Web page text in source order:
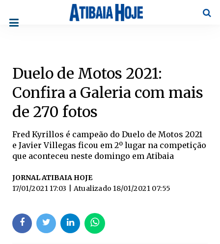
Duelo de Motos 2021:
Confira a Galeria com mais
de 270 fotos
Fred Kyrillos é campeão do Duelo de Motos 2021
e Javier Villegas ficou em 2º lugar na competição
que aconteceu neste domingo em Atibaia
JORNAL ATIBAIA HOJE
17/01/2021 17:03
| Atualizado 18/01/2021 07:55